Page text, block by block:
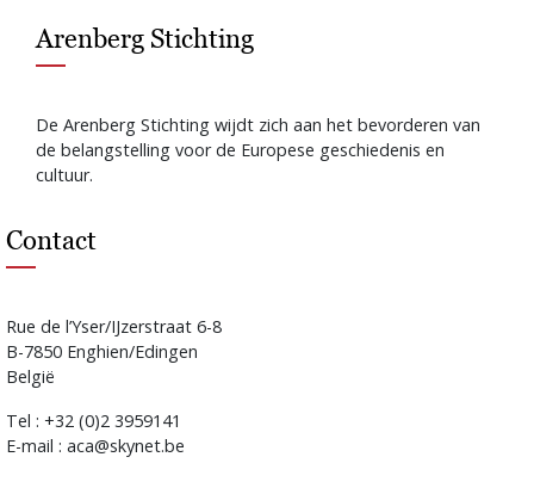
Arenberg Stichting
De Arenberg Stichting wijdt zich aan het bevorderen van
de belangstelling voor de Europese geschiedenis en
cultuur.
Contact
Rue de l’Yser/IJzerstraat 6-8
B-7850 Enghien/Edingen
België
Tel : +32 (0)2 3959141
E-mail : aca@skynet.be